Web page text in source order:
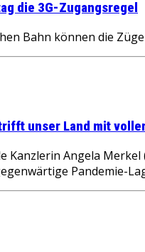
die 3G-Zugangsregel
Bahn können die
unser Land mit
Kanzlerin Angela
Pandemie-